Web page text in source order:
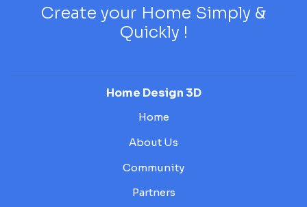
Create your Home Simply &
Quickly !
Home Design 3D
Home
About Us
Community
Partners